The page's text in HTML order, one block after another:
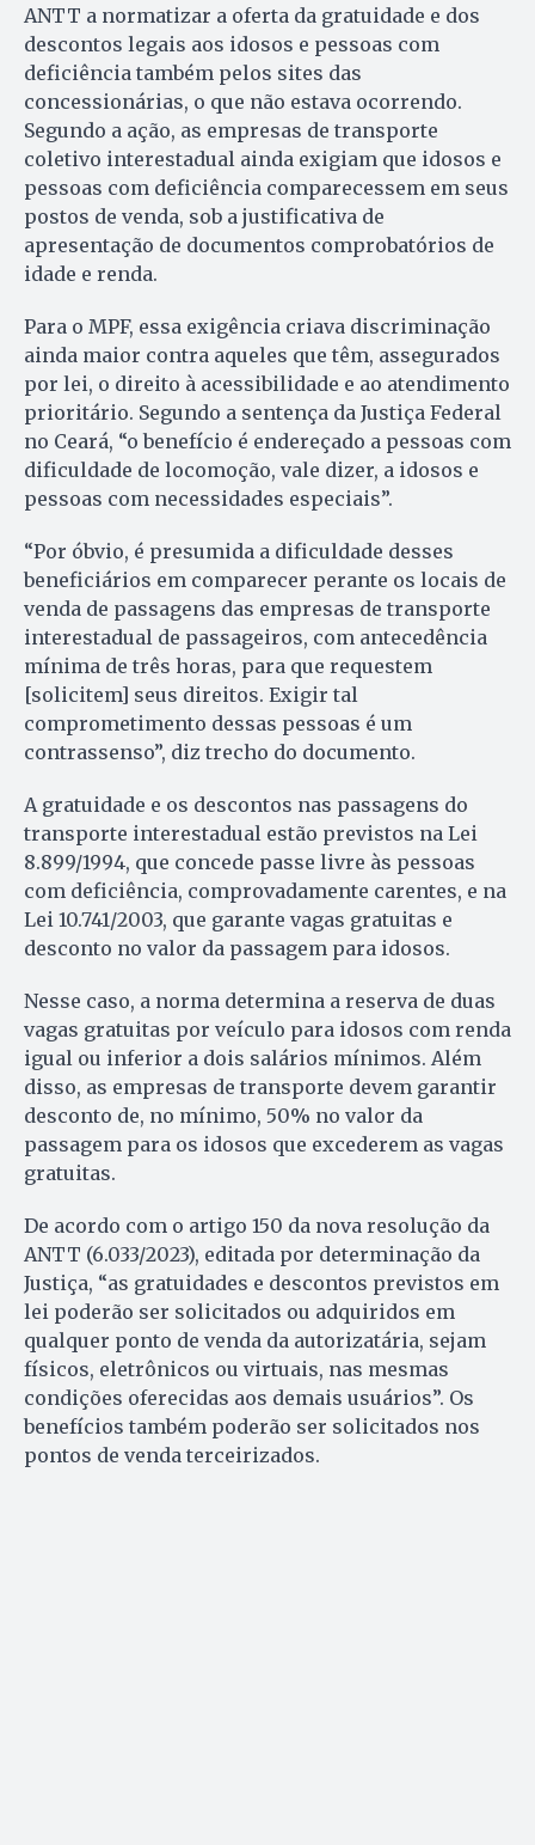
ANTT a normatizar a oferta da gratuidade e dos
descontos legais aos idosos e pessoas com
deficiência também pelos sites das
concessionárias, o que não estava ocorrendo.
Segundo a ação, as empresas de transporte
coletivo interestadual ainda exigiam que idosos e
pessoas com deficiência comparecessem em seus
postos de venda, sob a justificativa de
apresentação de documentos comprobatórios de
idade e renda.
Para o MPF, essa exigência criava discriminação
ainda maior contra aqueles que têm, assegurados
por lei, o direito à acessibilidade e ao atendimento
prioritário. Segundo a sentença da Justiça Federal
no Ceará, “o benefício é endereçado a pessoas com
dificuldade de locomoção, vale dizer, a idosos e
pessoas com necessidades especiais”.
“Por óbvio, é presumida a dificuldade desses
beneficiários em comparecer perante os locais de
venda de passagens das empresas de transporte
interestadual de passageiros, com antecedência
mínima de três horas, para que requestem
[solicitem] seus direitos. Exigir tal
comprometimento dessas pessoas é um
contrassenso”, diz trecho do documento.
A gratuidade e os descontos nas passagens do
transporte interestadual estão previstos na Lei
8.899/1994, que concede passe livre às pessoas
com deficiência, comprovadamente carentes, e na
Lei 10.741/2003, que garante vagas gratuitas e
desconto no valor da passagem para idosos.
Nesse caso, a norma determina a reserva de duas
vagas gratuitas por veículo para idosos com renda
igual ou inferior a dois salários mínimos. Além
disso, as empresas de transporte devem garantir
desconto de, no mínimo, 50% no valor da
passagem para os idosos que excederem as vagas
gratuitas.
De acordo com o artigo 150 da nova resolução da
ANTT (6.033/2023), editada por determinação da
Justiça, “as gratuidades e descontos previstos em
lei poderão ser solicitados ou adquiridos em
qualquer ponto de venda da autorizatária, sejam
físicos, eletrônicos ou virtuais, nas mesmas
condições oferecidas aos demais usuários”. Os
benefícios também poderão ser solicitados nos
pontos de venda terceirizados.